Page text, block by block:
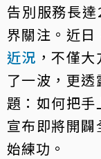
告別服務長
界關注。近日
近況 ，不僅
了一波，更
題：如何把手
宣布即將開
始練功。